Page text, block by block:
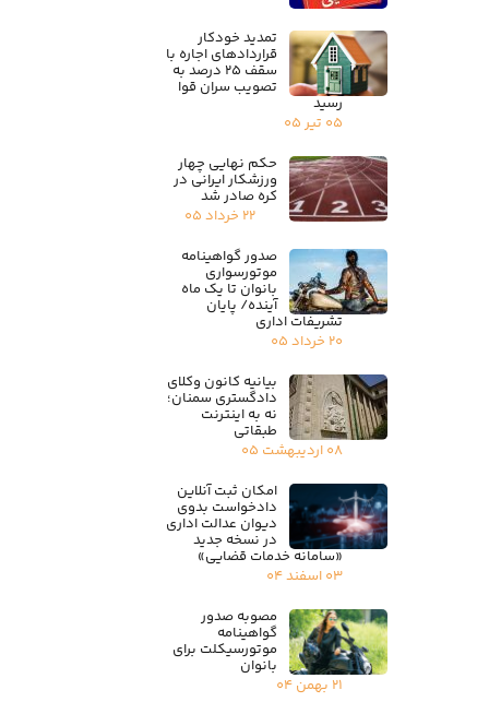
تمدید خودکار
قراردادهای اجاره با
سقف ۲۵ درصد به
تصویب سران قوا
رسید
۰۵ تیر ۰۵
حکم نهایی چهار
ورزشکار ایرانی در
کره صادر شد
۲۲ خرداد ۰۵
صدور گواهینامه
موتورسواری
بانوان تا یک ماه
آینده/ پایان
تشریفات اداری
۲۰ خرداد ۰۵
بیانیه کانون وکلای
دادگستری سمنان؛
نه به اینترنت
طبقاتی
۰۸ اردیبهشت ۰۵
امکان ثبت آنلاین
دادخواست بدوی
دیوان عدالت اداری
در نسخه جدید
«سامانه خدمات قضایی»
۰۳ اسفند ۰۴
مصوبه صدور
گواهینامه
موتورسیکلت برای
بانوان
۲۱ بهمن ۰۴